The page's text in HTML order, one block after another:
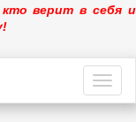
верит в себя и